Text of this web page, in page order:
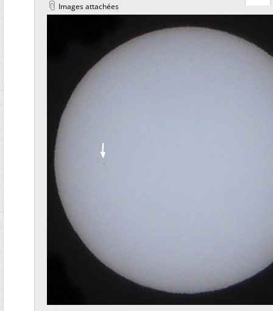
Images attachées